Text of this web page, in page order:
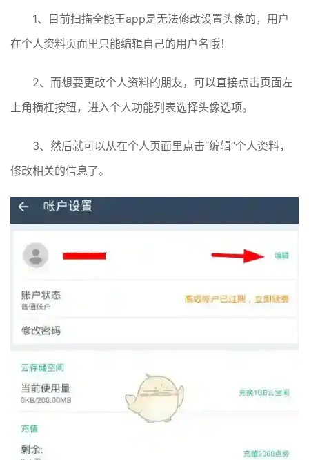
1、目前扫描全能王app是无法修改设置头像的，用户
在个人资料页面里只能编辑自己的用户名哦！
2、而想要更改个人资料的朋友，可以直接点击页面左
上角横杠按钮，进入个人功能列表选择头像选项。
3、然后就可以从在个人页面里点击“编辑”个人资料，
修改相关的信息了。